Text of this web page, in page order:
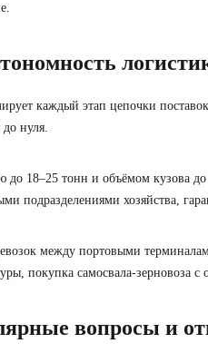
каждый этап цепочки
до нуля.
18–25 тонн и объёмом кузова
подразделениями хозяйства,
между портовыми
покупка
вопросы и